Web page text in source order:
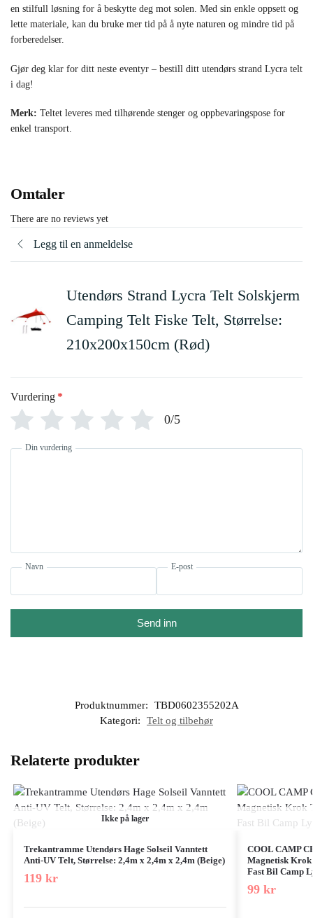
en stilfull løsning for å beskytte deg mot solen. Med sin enkle oppsett og
lette materiale, kan du bruke mer tid på å nyte naturen og mindre tid på
forberedelser.
Gjør deg klar for ditt neste eventyr – bestill ditt utendørs strand Lycra telt
i dag!
Merk: Teltet leveres med tilhørende stenger og oppbevaringspose for
enkel transport.
Omtaler
There are no reviews yet
Legg til en anmeldelse
Utendørs Strand Lycra Telt Solskjerm
Camping Telt Fiske Telt, Størrelse:
210x200x150cm (Rød)
Vurdering *
0/5
Din vurdering
Navn E-post
Send inn
Produktnummer:
TBD0602355202A
Kategori:
Telt og tilbehør
Relaterte produkter
Ikke på lager
Trekantramme Utendørs Hage Solseil Vanntett
Anti-UV Telt, Størrelse: 2,4m x 2,4m x 2,4m (Beige)
119 kr
COOL CAMP
Magnetisk
Fast Bil Camp
99 kr